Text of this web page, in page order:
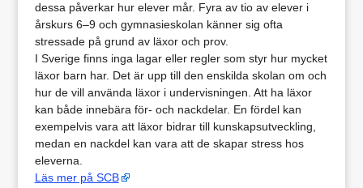
dessa påverkar hur elever mår. Fyra av tio av elever i
årskurs 6–9 och gymnasieskolan känner sig ofta
stressade på grund av läxor och prov.
I Sverige finns inga lagar eller regler som styr hur mycket
läxor barn har. Det är upp till den enskilda skolan om och
hur de vill använda läxor i undervisningen. Att ha läxor
kan både innebära för- och nackdelar. En fördel kan
exempelvis vara att läxor bidrar till kunskapsutveckling,
medan en nackdel kan vara att de skapar stress hos
eleverna.
Läs mer på SCB